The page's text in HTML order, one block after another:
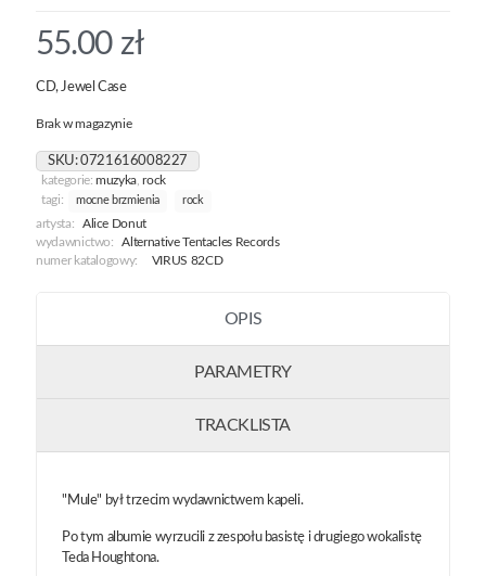
55.00 zł
CD, Jewel Case
Brak w magazynie
SKU:0721616008227
kategorie:muzyka ,rock
tagi:
mocne brzmienia rock
artysta:
Alice Donut
wydawnictwo:
Alternative Tentacles Records
numer katalogowy:
VIRUS 82CD
OPIS
PARAMETRY
TRACKLISTA
"Mule" był trzecim wydawnictwem kapeli.
Po tym albumie wyrzucili z zespołu basistę i drugiego wokalistę
Teda Houghtona.